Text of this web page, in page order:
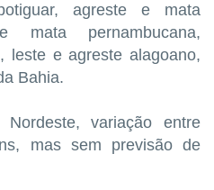
agreste e mata
mata pernambucana,
leste e agreste alagoano,
Bahia.
variação entre
mas sem previsão de